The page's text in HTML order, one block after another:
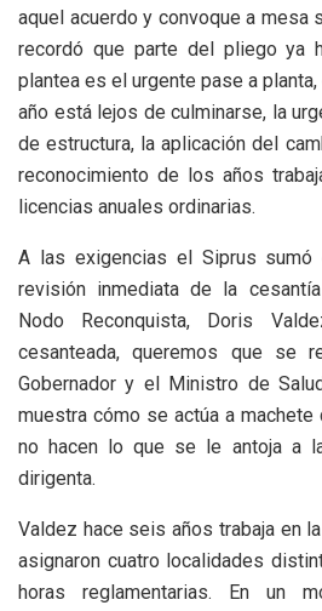
aquel acuerdo y convoque a mesa
recordó que parte del pliego ya
plantea es el urgente pase a
año está lejos de culminarse, la
de estructura, la aplicación del
reconocimiento de los años
licencias anuales ordinarias.
A las exigencias el Siprus
revisión inmediata de la
Nodo Reconquista, Doris
cesanteada, queremos que se
Gobernador y el Ministro de
muestra cómo se actúa a machete
no hacen lo que se le antoja a
dirigenta.
Valdez hace seis años trabaja en
asignaron cuatro localidades
horas reglamentarias. En un